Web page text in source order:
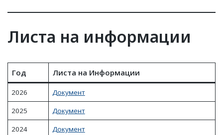
Листа на информации
Год Листа на Информации
2026 Документ
2025 Документ
2024 Документ